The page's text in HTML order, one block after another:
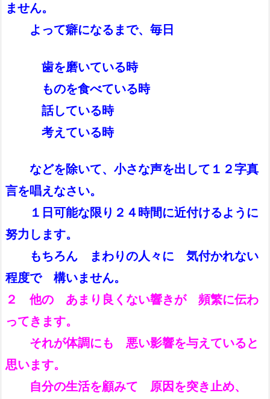
ません。
よって癖になるまで、毎日
歯を磨いている時
ものを食べている時
話している時
考えている時
などを除いて、小さな声を出して１２字真
言を唱えなさい。
１日可能な限り２４時間に近付けるように
努力します。
もちろん まわりの人々に 気付かれない
程度で 構いません。
２ 他の あまり良くない響きが 頻繁に伝わ
ってきます。
それが体調にも 悪い影響を与えていると
思います。
自分の生活を顧みて 原因を突き止め、